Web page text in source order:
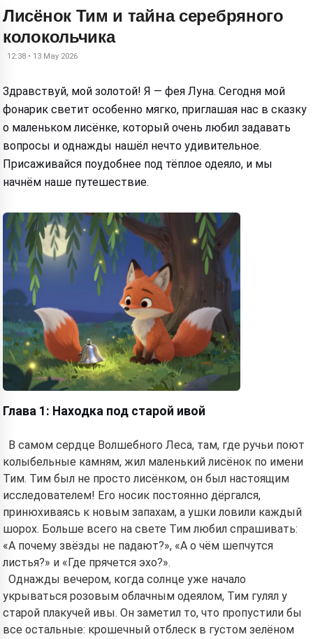
Лисёнок Тим и тайна серебряного
колокольчика
12:38 • 13 May 2026
Здравствуй, мой золотой! Я — фея Луна. Сегодня мой
фонарик светит особенно мягко, приглашая нас в сказку
о маленьком лисёнке, который очень любил задавать
вопросы и однажды нашёл нечто удивительное.
Присаживайся поудобнее под тёплое одеяло, и мы
начнём наше путешествие.
Глава 1: Находка под старой ивой
В самом сердце Волшебного Леса, там, где ручьи поют
колыбельные камням, жил маленький лисёнок по имени
Тим. Тим был не просто лисёнком, он был настоящим
исследователем! Его носик постоянно дёргался,
принюхиваясь к новым запахам, а ушки ловили каждый
шорох. Больше всего на свете Тим любил спрашивать:
«А почему звёзды не падают?», «А о чём шепчутся
листья?» и «Где прячется эхо?».
Однажды вечером, когда солнце уже начало
укрываться розовым облачным одеялом, Тим гулял у
старой плакучей ивы. Он заметил то, что пропустили бы
все остальные: крошечный отблеск в густом зелёном